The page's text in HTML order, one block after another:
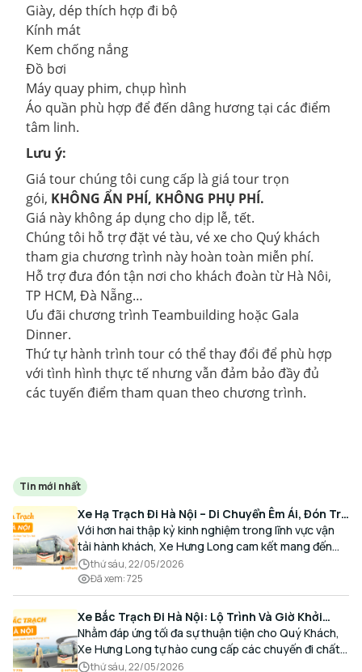
Giày, dép thích hợp đi bộ
Kính mát
Kem chống nắng
Đồ bơi
Máy quay phim, chụp hình
Áo quần phù hợp để đến dâng hương tại các điểm
tâm linh.
Lưu ý:
Giá tour chúng tôi cung cấp là giá tour trọn
gói, KHÔNG ẨN PHÍ, KHÔNG PHỤ PHÍ.
Giá này không áp dụng cho dịp lễ, tết.
Chúng tôi hỗ trợ đặt vé tàu, vé xe cho Quý khách
tham gia chương trình này hoàn toàn miễn phí.
Hỗ trợ đưa đón tận nơi cho khách đoàn từ Hà Nôi,
TP HCM, Đà Nẵng…
Ưu đãi chương trình Teambuilding hoặc Gala
Dinner.
Thứ tự hành trình tour có thể thay đổi để phù hợp
với tình hình thực tế nhưng vẫn đảm bảo đầy đủ
các tuyến điểm tham quan theo chương trình.
Tin mới nhất
Xe Hạ Trạch Đi Hà Nội – Di Chuyển Êm Ái, Đón Trả
Tận Nơi Cùng Xe Hưng Long
Với hơn hai thập kỷ kinh nghiệm trong lĩnh vực vận
tải hành khách, Xe Hưng Long cam kết mang đến
cho Quý Khách một hành trình di chuyển trọn vẹn,
thoải mái và đúng giờ.
thứ sáu, 22/05/2026
Đã xem:725
Xe Bắc Trạch Đi Hà Nội: Lộ Trình Và Giờ Khởi
Hành Cùng Xe Hưng Long
Nhằm đáp ứng tối đa sự thuận tiện cho Quý Khách,
Xe Hưng Long tự hào cung cấp các chuyến đi chất
lượng cao, an toàn với lịch trình linh hoạt mỗi ngày.
thứ sáu, 22/05/2026